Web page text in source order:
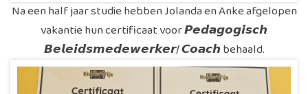
Na een half jaar studie hebben Jolanda en Anke afgelopen
vakantie hun certificaat voor 𝙋𝙚𝙙𝙖𝙜𝙤𝙜𝙞𝙨𝙘𝙝
𝘽𝙚𝙡𝙚𝙞𝙙𝙨𝙢𝙚𝙙𝙚𝙬𝙚𝙧𝙠𝙚𝙧/ 𝘾𝙤𝙖𝙘𝙝 behaald.